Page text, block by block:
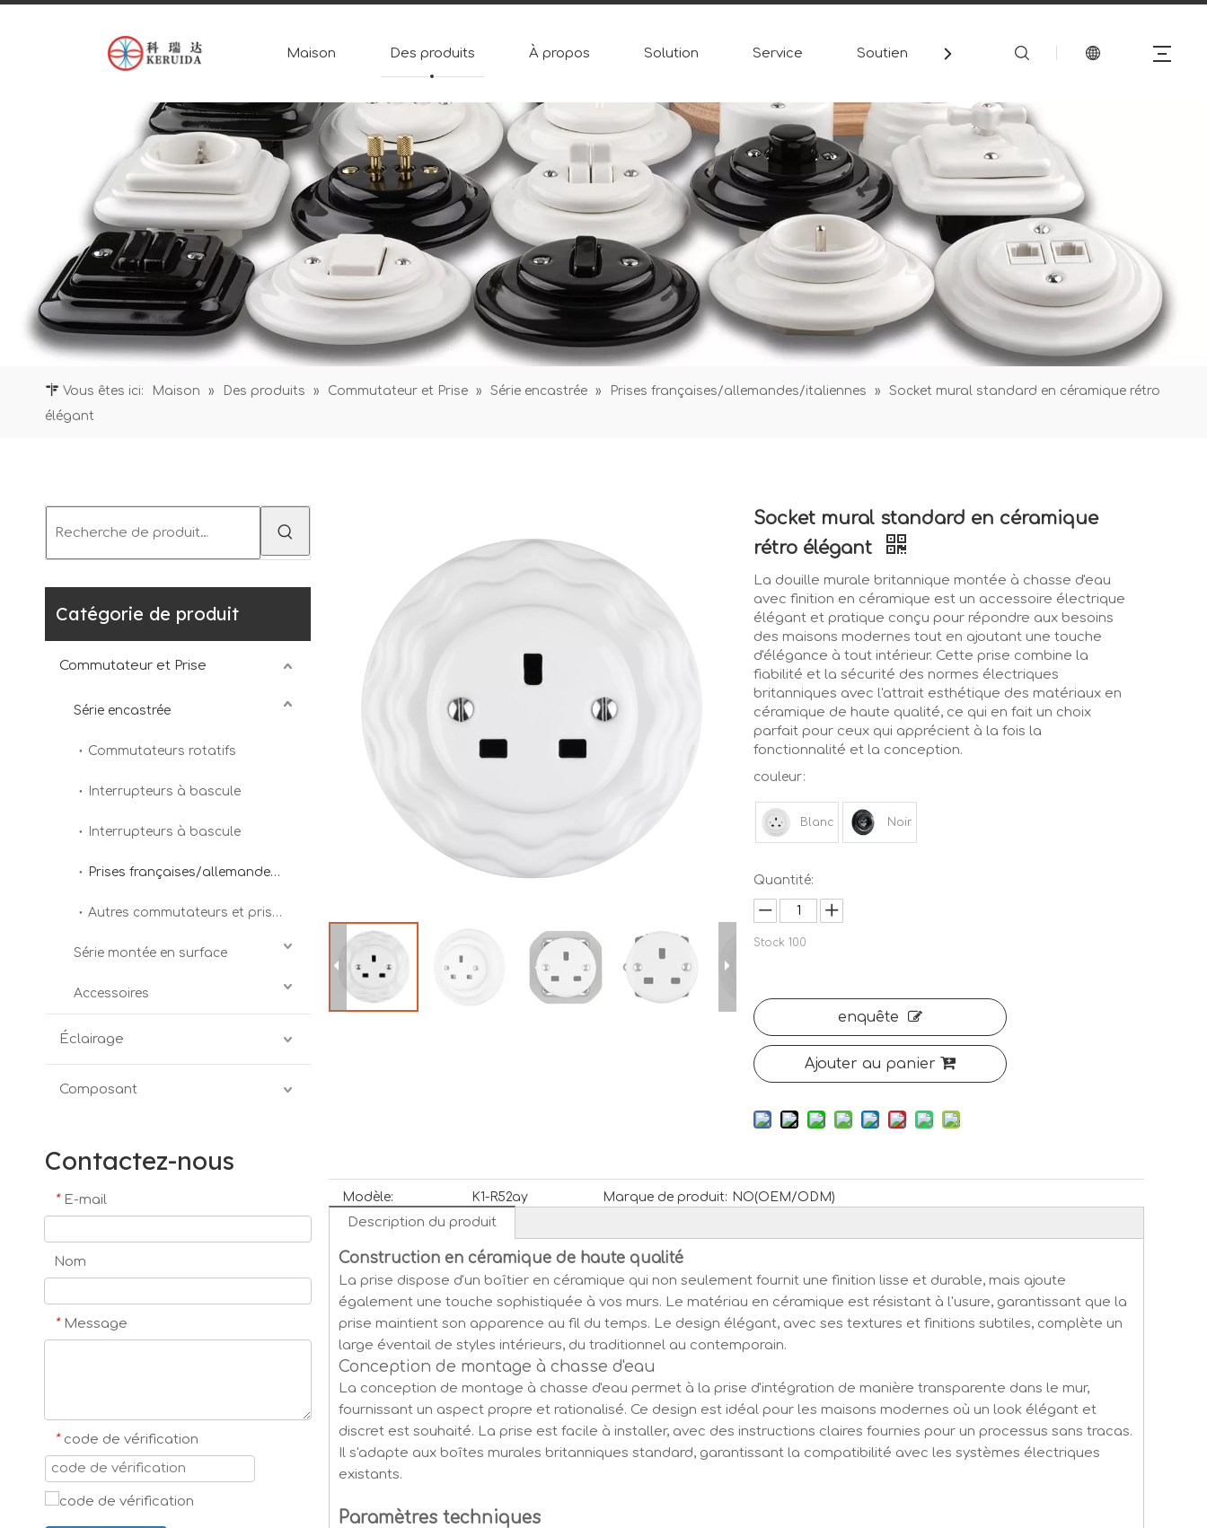
Maison Des produits À propos Solution Service Soutien Contact
Vous êtes ici: Maison » Des produits » Commutateur et Prise » Série encastrée » Prises françaises/allemandes/italiennes »
Socket mural standard en céramique rétro
élégant
Catégorie de produit
Commutateur et Prise
Série encastrée
Commutateurs rotatifs
Interrupteurs à bascule
Interrupteurs à bascule
Prises françaises/allemandes/italiennes
Autres commutateurs et prises
Série montée en surface
Accessoires
Éclairage
Composant
Contactez-nous
* E-mail
Nom
* Message
* code de vérification
Socket mural standard en céramique
rétro élégant
La douille murale britannique montée à chasse d'eau
avec finition en céramique est un accessoire électrique
élégant et pratique conçu pour répondre aux besoins
des maisons modernes tout en ajoutant une touche
d'élégance à tout intérieur. Cette prise combine la
fiabilité et la sécurité des normes électriques
britanniques avec l'attrait esthétique des matériaux en
céramique de haute qualité, ce qui en fait un choix
parfait pour ceux qui apprécient à la fois la
fonctionnalité et la conception.
couleur:
Blanc Noir
Quantité:
Stock100
enquête
Ajouter au panier
Modèle: K1-R52ay Marque de produit: NO(OEM/ODM)
Description du produit
Construction en céramique de haute qualité
La prise dispose d'un boîtier en céramique qui non seulement fournit une finition lisse et durable, mais ajoute
également une touche sophistiquée à vos murs. Le matériau en céramique est résistant à l'usure, garantissant que la
prise maintient son apparence au fil du temps. Le design élégant, avec ses textures et finitions subtiles, complète un
large éventail de styles intérieurs, du traditionnel au contemporain.
Conception de montage à chasse d'eau
La conception de montage à chasse d'eau permet à la prise d'intégration de manière transparente dans le mur,
fournissant un aspect propre et rationalisé. Ce design est idéal pour les maisons modernes où un look élégant et
discret est souhaité. La prise est facile à installer, avec des instructions claires fournies pour un processus sans tracas.
Il s'adapte aux boîtes murales britanniques standard, garantissant la compatibilité avec les systèmes électriques
existants.
Paramètres techniques